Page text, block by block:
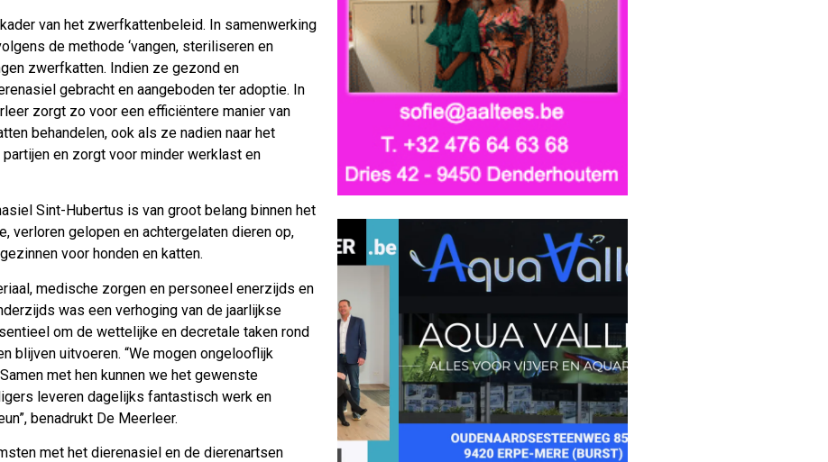
van het zwerfkattenbeleid. In samenwerking
de methode ‘vangen, steriliseren en
zwerfkatten. Indien ze gezond en
gebracht en aangeboden ter adoptie. In
zorgt zo voor een efficiëntere manier van
behandelen, ook als ze nadien naar het
en zorgt voor minder werklast en
Sint-Hubertus is van groot belang binnen het
verloren gelopen en achtergelaten dieren op,
voor honden en katten.
medische zorgen en personeel enerzijds en
was een verhoging van de jaarlijkse
om de wettelijke en decretale taken rond
blijven uitvoeren. “We mogen ongelooflijk
met hen kunnen we het gewenste
leveren dagelijks fantastisch werk en
benadrukt De Meerleer.
met het dierenasiel en de dierenartsen